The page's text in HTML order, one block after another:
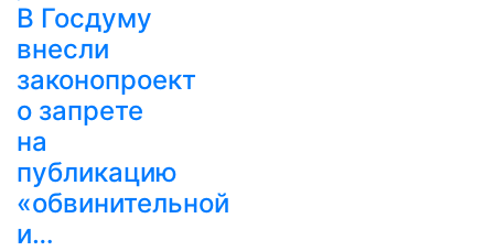
В Госдуму
внесли
законопроект
о запрете
на
публикацию
«обвинительной
и…